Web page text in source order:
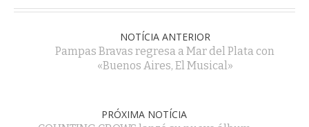
NOTÍCIA ANTERIOR
Pampas Bravas regresa a Mar del Plata con
«Buenos Aires, El Musical»
PRÓXIMA NOTÍCIA